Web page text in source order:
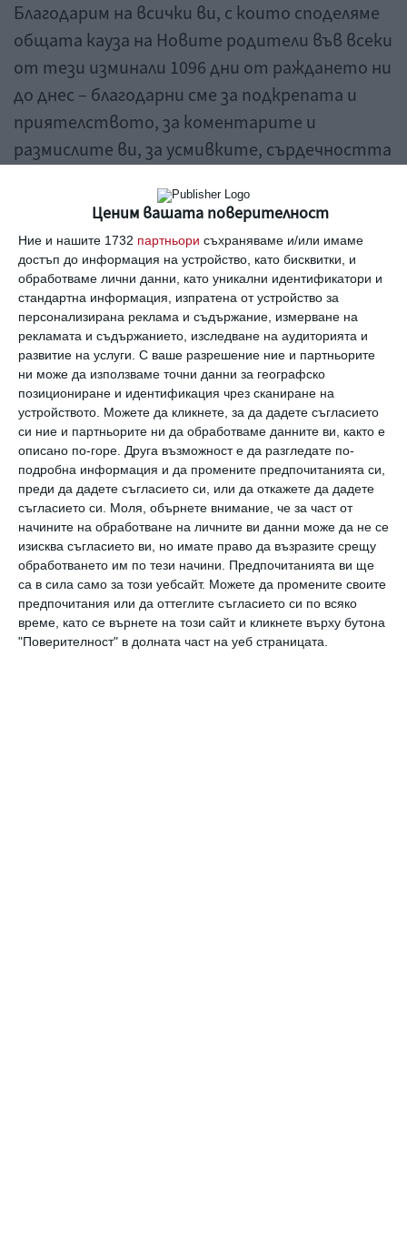
Ценим вашата поверителност
Ние и нашите 1732 партньори съхраняваме и/или имаме
достъп до информация на устройство, като бисквитки, и
обработваме лични данни, като уникални идентификатори и
стандартна информация, изпратена от устройство за
персонализирана реклама и съдържание, измерване на
рекламата и съдържанието, изследване на аудиторията и
развитие на услуги. С ваше разрешение ние и партньорите
ни може да използваме точни данни за географско
позициониране и идентификация чрез сканиране на
устройството. Можете да кликнете, за да дадете съгласието
си ние и партньорите ни да обработваме данните ви, както е
описано по-горе. Друга възможност е да разгледате по-
подробна информация и да промените предпочитанията си,
преди да дадете съгласието си, или да откажете да дадете
съгласието си.
Моля, обърнете внимание, че за част от
начините на обработване на личните ви данни може да не се
изисква съгласието ви, но имате право да възразите срещу
обработването им по тези начини. Предпочитанията ви ще
са в сила само за този уебсайт. Можете да промените своите
предпочитания или да оттеглите съгласието си по всяко
време, като се върнете на този сайт и кликнете върху бутона
"Поверителност" в долната част на уеб страницата.
Благодарим на всички ви, с които споделяме
общата кауза на Новите родители във всеки
от тези изминали 1096 дни от раждането ни
до днес – благодарни сме за подкрепата и
приятелството, за коментарите и
размислите ви, за усмивките, сърдечността
и моменти, които правят живота ни по-
цветен и по-слънчев!
Снимка: Shutterstock
Честит ни рожден ден, щастливи сме, че сме
заедно!